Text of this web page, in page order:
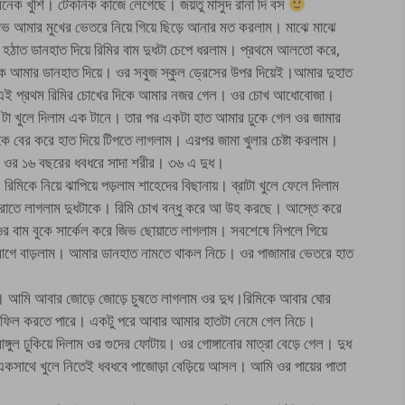
খুশি। টেকনিক কাজে লেগেছে। জয়তু মাসুদ রানা দি বস
আমার মুখের ভেতরে নিয়ে গিয়ে ছিড়ে আনার মত করলাম। মাঝে মাঝে
ডানহাত দিয়ে রিমির বাম দুধটা চেপে ধরলাম। প্রথমে আলতো করে,
আমার ডানহাত দিয়ে। ওর সবুজ স্কুল ড্রেসের উপর দিয়েই।আমার দুহাত
প্রথম রিমির চোখের দিকে আমার নজর গেল। ওর চোখ আধোবোজা।
দিলাম এক টানে। তার পর একটা হাত আমার ঢুকে গেল ওর জামার
করে হাত দিয়ে টিপতে লাগলাম। এরপর জামা খুলার চেষ্টা করলাম।
ওর ১৬ বছরের ধবধরে সাদা শরীর। ৩৬ এ দুধ।
নিয়ে ঝাপিয়ে পড়লাম শাহেদের বিছানায়। ব্রাটা খুলে ফেলে দিলাম
লাগলাম দুধটাকে। রিমি চোখ বন্ধু করে আ উহ করছে। আস্তে করে
বুকে সার্কেল করে জিভ ছোয়াতে লাগলাম। সবশেষে নিপলে গিয়ে
আমার ডানহাত নামতে থাকল নিচে। ওর পাজামার ভেতরে হাত
আমি আবার জোড়ে জোড়ে চুষতে লাগলাম ওর দুধ।রিমিকে আবার ঘোর
করতে পারে। একটু পরে আবার আমার হাতটা নেমে গেল নিচে।
ঢুকিয়ে দিলাম ওর গুদের ফোটায়। ওর গোঙ্গানোর মাত্রা বেড়ে গেল। দুধ
খুলে নিতেই ধবধবে পাজোড়া বেড়িয়ে আসল। আমি ওর পায়ের পাতা